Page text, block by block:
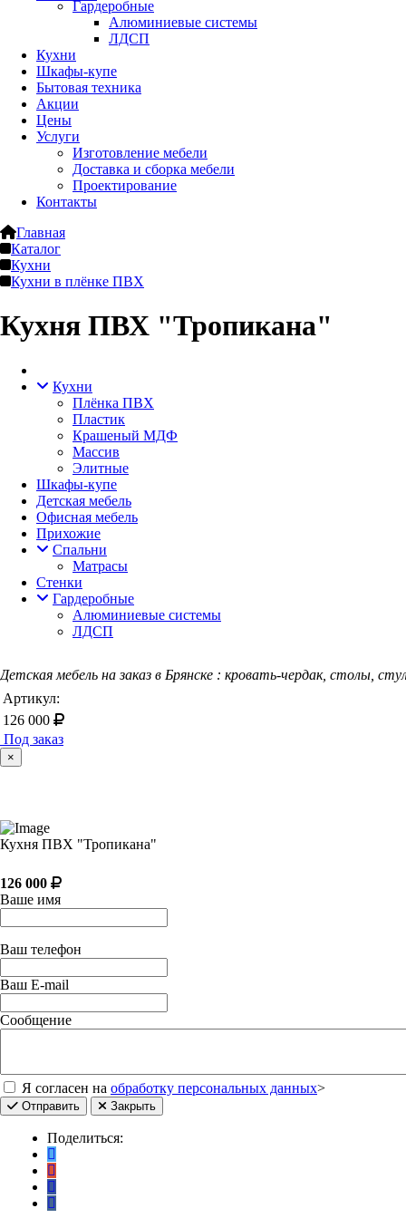
Гардеробные
Алюминиевые системы
ЛДСП
Кухни
Шкафы-купе
Бытовая техника
Акции
Цены
Услуги
Изготовление мебели
Доставка и сборка мебели
Проектирование
Контакты
Главная
Каталог
Кухни
Кухни в плёнке ПВХ
Кухня ПВХ "Тропикана"
Кухни
Плёнка ПВХ
Пластик
Крашеный МДФ
Массив
Элитные
Шкафы-купе
Детская мебель
Офисная мебель
Прихожие
Спальни
Матрасы
Стенки
Гардеробные
Алюминиевые системы
ЛДСП
Детская мебель на заказ в Брянске : кровать-чердак, столы,
Артикул:
126 000
Под заказ
×
Кухня ПВХ "Тропикана"
126 000
Ваше имя
Ваш телефон
Ваш E-mail
Сообщение
Я согласен на обработку персональных данных>
Отправить Закрыть
Поделиться: